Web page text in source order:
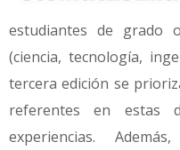
estudiantes de grado
(ciencia, tecnología,
tercera edición se
referentes en estas
experiencias.